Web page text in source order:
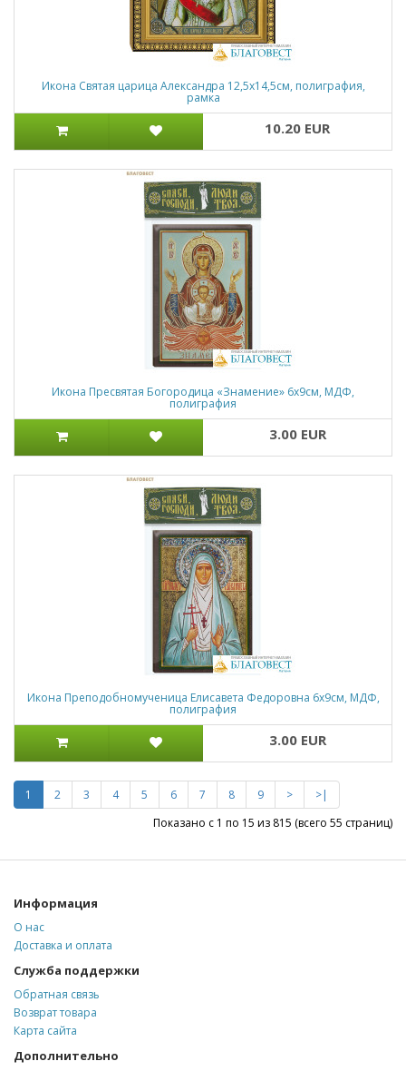
Икона Святая царица Александра 12,5х14,5см, полиграфия,
рамка
10.20 EUR
Икона Пресвятая Богородица «Знамение» 6х9см, МДФ,
полиграфия
3.00 EUR
Икона Преподобномученица Елисавета Федоровна 6х9см, МДФ,
полиграфия
3.00 EUR
1 2 3 4 5 6 7 8 9 >
>|
Показано с 1 по 15 из 815 (всего 55 страниц)
Информация
О нас
Доставка и оплата
Служба поддержки
Обратная связь
Возврат товара
Карта сайта
Дополнительно